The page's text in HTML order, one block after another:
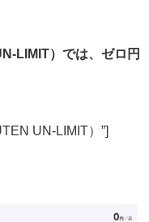
LIMIT）では、ゼロ円
UN-LIMIT）”]